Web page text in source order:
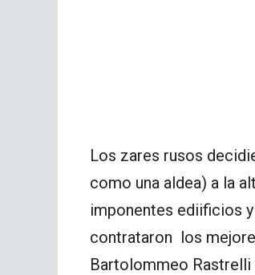
Los zares rusos
como una aldea) a la
imponentes ediificios
contrataron los
Bartolommeo